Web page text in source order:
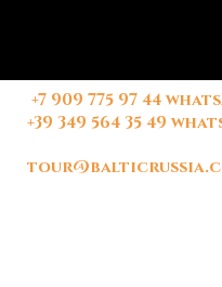
+7 909 775 97 44
+39 349 564 35 49